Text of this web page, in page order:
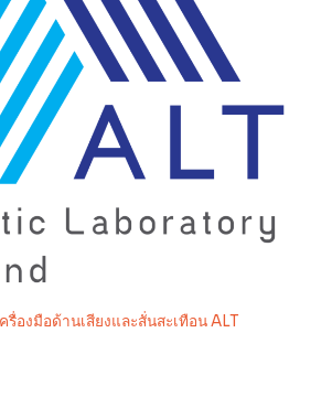
รื่องมือด้านเสียงและสั่นสะเทือน ALT